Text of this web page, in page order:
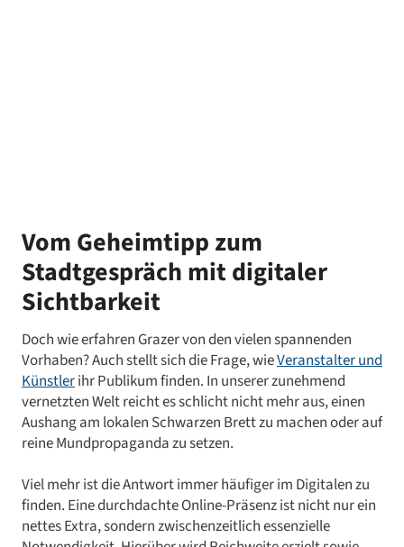
Vom Geheimtipp zum
Stadtgespräch mit digitaler
Sichtbarkeit
Doch wie erfahren Grazer von den vielen spannenden
Vorhaben? Auch stellt sich die Frage, wieVeranstalter und
Künstlerihr Publikum finden. In unserer zunehmend
vernetzten Welt reicht es schlicht nicht mehr aus, einen
Aushang am lokalen Schwarzen Brett zu machen oder auf
reine Mundpropaganda zu setzen.
Viel mehr ist die Antwort immer häufiger im Digitalen zu
finden. Eine durchdachte Online-Präsenz ist nicht nur ein
nettes Extra, sondern zwischenzeitlich essenzielle